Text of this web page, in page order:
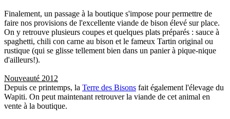
Finalement, un passage à la boutique s'impose pour permettre de
faire nos provisions de l'excellente viande de bison élevé sur place.
On y retrouve plusieurs coupes et quelques plats préparés : sauce à
spaghetti, chili con carne au bison et le fameux Tartin original ou
rustique (qui se glisse tellement bien dans un panier à pique-nique
d'ailleurs!).
Nouveauté 2012
Depuis ce printemps, la Terre des Bisons fait également l'élevage du
Wapiti. On peut maintenant retrouver la viande de cet animal en
vente à la boutique.